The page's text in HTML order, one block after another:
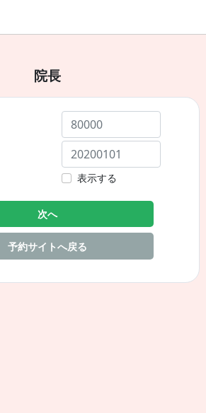
院長
表示する
次へ
予約サイトへ戻る